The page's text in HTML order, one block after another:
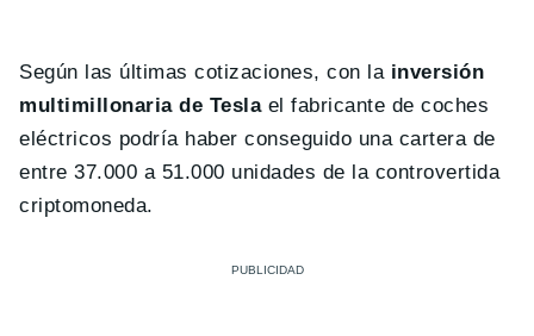
Según las últimas cotizaciones, con lainversión
multimillonaria de Teslael fabricante de coches
eléctricos podría haber conseguido una cartera de
entre 37.000 a 51.000 unidades de la controvertida
criptomoneda.